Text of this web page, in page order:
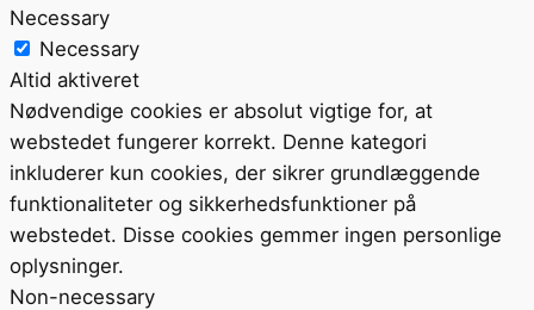
Necessary
Necessary
Altid aktiveret
Nødvendige cookies er absolut vigtige for, at
webstedet fungerer korrekt. Denne kategori
inkluderer kun cookies, der sikrer grundlæggende
funktionaliteter og sikkerhedsfunktioner på
webstedet. Disse cookies gemmer ingen personlige
oplysninger.
Non-necessary